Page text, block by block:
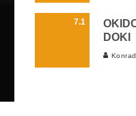
7.1
DOKI